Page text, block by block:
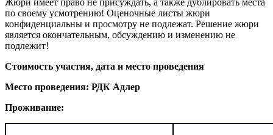
по своему усмотрению! Оценочные листы жюри
конфиденциальны и просмотру не подлежат. Решение жюри
является окончательным, обсуждению и изменению не
подлежит!
Стоимость участия, дата и место проведения
Место проведения: РДК Адлер
Проживание: